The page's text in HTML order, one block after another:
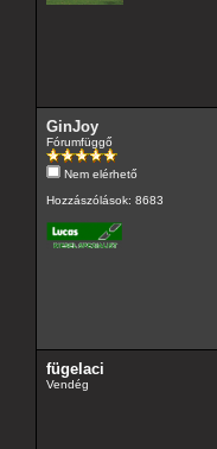
GinJoy
Fórumfüggő
Nem elérhető
Hozzászólások: 8683
fügelaci
Vendég